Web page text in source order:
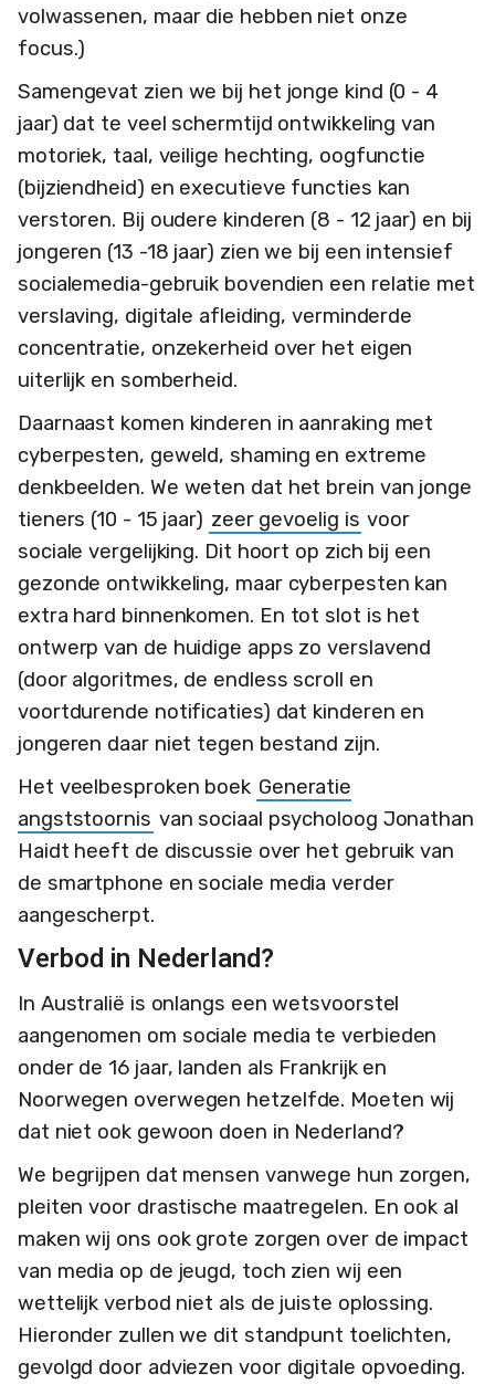
volwassenen, maar die hebben niet onze
focus.)
Samengevat zien we bij het jonge kind (0 - 4
jaar) dat te veel schermtijd ontwikkeling van
motoriek, taal, veilige hechting, oogfunctie
(bijziendheid) en executieve functies kan
verstoren. Bij oudere kinderen (8 - 12 jaar) en bij
jongeren (13 -18 jaar) zien we bij een intensief
socialemedia-gebruik bovendien een relatie met
verslaving, digitale afleiding, verminderde
concentratie, onzekerheid over het eigen
uiterlijk en somberheid.
Daarnaast komen kinderen in aanraking met
cyberpesten, geweld, shaming en extreme
denkbeelden. We weten dat het brein van jonge
tieners (10 - 15 jaar) zeer gevoelig is voor
sociale vergelijking. Dit hoort op zich bij een
gezonde ontwikkeling, maar cyberpesten kan
extra hard binnenkomen. En tot slot is het
ontwerp van de huidige apps zo verslavend
(door algoritmes, de endless scroll en
voortdurende notificaties) dat kinderen en
jongeren daar niet tegen bestand zijn.
Het veelbesproken boek Generatie
angststoornis van sociaal psycholoog Jonathan
Haidt heeft de discussie over het gebruik van
de smartphone en sociale media verder
aangescherpt.
Verbod in Nederland?
In Australië is onlangs een wetsvoorstel
aangenomen om sociale media te verbieden
onder de 16 jaar, landen als Frankrijk en
Noorwegen overwegen hetzelfde. Moeten wij
dat niet ook gewoon doen in Nederland?
We begrijpen dat mensen vanwege hun zorgen,
pleiten voor drastische maatregelen. En ook al
maken wij ons ook grote zorgen over de impact
van media op de jeugd, toch zien wij een
wettelijk verbod niet als de juiste oplossing.
Hieronder zullen we dit standpunt toelichten,
gevolgd door adviezen voor digitale opvoeding.